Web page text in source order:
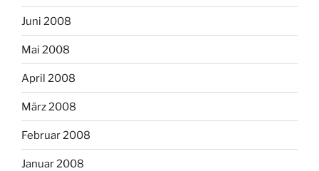
Juni 2008
Mai 2008
April 2008
März 2008
Februar 2008
Januar 2008